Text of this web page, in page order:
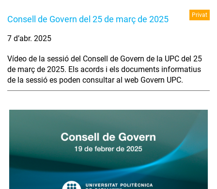
Consell de Govern del 25 de març de 2025 Privat
7 d’abr. 2025
Vídeo de la sessió del Consell de Govern de la UPC del 25
de març de 2025. Els acords i els documents informatius
de la sessió es poden consultar al web Govern UPC.